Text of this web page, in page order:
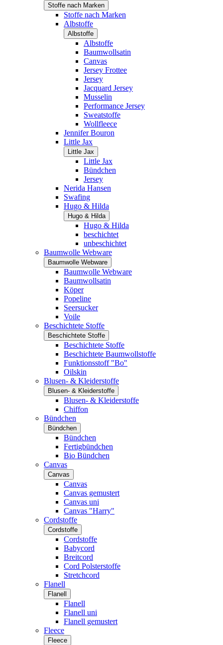
Stoffe nach Marken
Stoffe nach Marken
Albstoffe
Albstoffe
Albstoffe
Baumwollsatin
Canvas
Jersey Frottee
Jersey
Jacquard Jersey
Musselin
Performance Jersey
Sweatstoffe
Wollfleece
Jennifer Bouron
Little Jax
Little Jax
Little Jax
Bündchen
Jersey
Nerida Hansen
Swafing
Hugo & Hilda
Hugo & Hilda
Hugo & Hilda
beschichtet
unbeschichtet
Baumwolle Webware
Baumwolle Webware
Baumwolle Webware
Baumwollsatin
Köper
Popeline
Seersucker
Voile
Beschichtete Stoffe
Beschichtete Stoffe
Beschichtete Stoffe
Beschichtete Baumwollstoffe
Funktionsstoff "Bo"
Oilskin
Blusen- & Kleiderstoffe
Blusen- & Kleiderstoffe
Blusen- & Kleiderstoffe
Chiffon
Bündchen
Bündchen
Bündchen
Fertigbündchen
Bio Bündchen
Canvas
Canvas
Canvas
Canvas gemustert
Canvas uni
Canvas "Harry"
Cordstoffe
Cordstoffe
Cordstoffe
Babycord
Breitcord
Cord Polsterstoffe
Stretchcord
Flanell
Flanell
Flanell
Flanell uni
Flanell gemustert
Fleece
Fleece